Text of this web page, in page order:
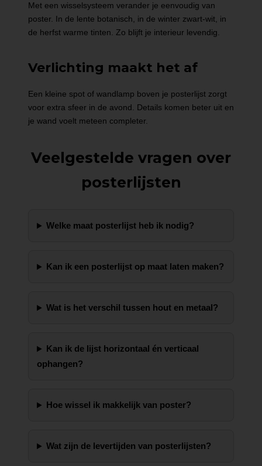
Met een wisselsysteem verander je eenvoudig van
poster. In de lente botanisch, in de winter zwart-wit, in
de herfst warme tinten. Zo blijft je interieur levendig.
Verlichting maakt het af
Een kleine spot of wandlamp boven je posterlijst zorgt
voor extra sfeer in de avond. Details komen beter uit en
je wand voelt meteen completer.
Veelgestelde vragen over
posterlijsten
Welke maat posterlijst heb ik nodig?
Kan ik een posterlijst op maat laten maken?
Wat is het verschil tussen hout en metaal?
Kan ik de lijst horizontaal én verticaal
ophangen?
Hoe wissel ik makkelijk van poster?
Wat zijn de levertijden van posterlijsten?